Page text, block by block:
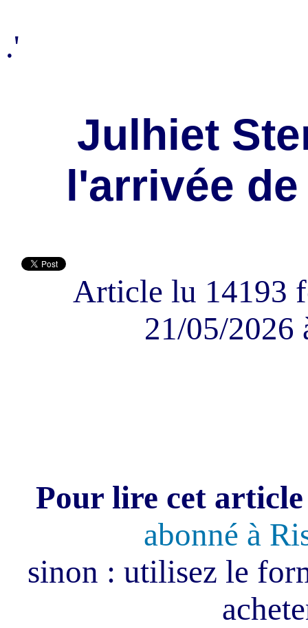
.'
Julhiet
l'arrivée
Article lu 14193
21/05/2026
Pour lire cet
abonné à
sinon : utilisez le